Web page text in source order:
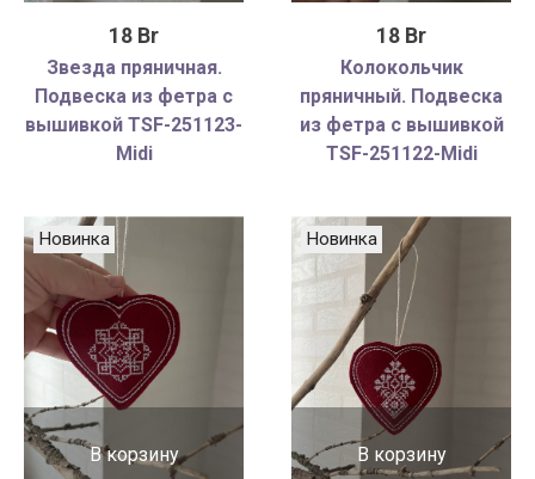
18 Br
Звезда пряничная.
Подвеска из фетра с
вышивкой TSF-251123-
Midi
18 Br
Колокольчик
пряничный. Подвеска
из фетра с вышивкой
TSF-251122-Midi
В корзину
Новинка
В корзину
Новинка